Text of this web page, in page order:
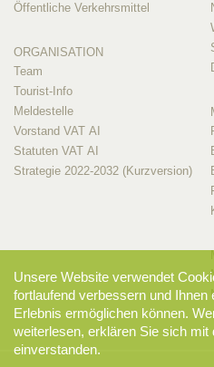
Öffentliche Verkehrsmittel
ORGANISATION
Team
Tourist-Info
Meldestelle
Vorstand VAT AI
Statuten VAT AI
Strategie 2022-2032 (Kurzversion)
Unsere Website verwendet
fortlaufend verbessern und
Erlebnis ermöglichen können.
weiterlesen, erklären Sie sich
einverstanden.